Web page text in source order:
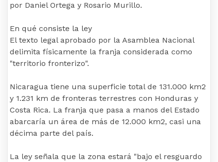
por Daniel Ortega y Rosario Murillo.
En qué consiste la ley
El texto legal aprobado por la Asamblea Nacional
delimita físicamente la franja considerada como
"territorio fronterizo".
Nicaragua tiene una superficie total de 131.000 km2
y 1.231 km de fronteras terrestres con Honduras y
Costa Rica. La franja que pasa a manos del Estado
abarcaría un área de más de 12.000 km2, casi una
décima parte del país.
La ley señala que la zona estará "bajo el resguardo